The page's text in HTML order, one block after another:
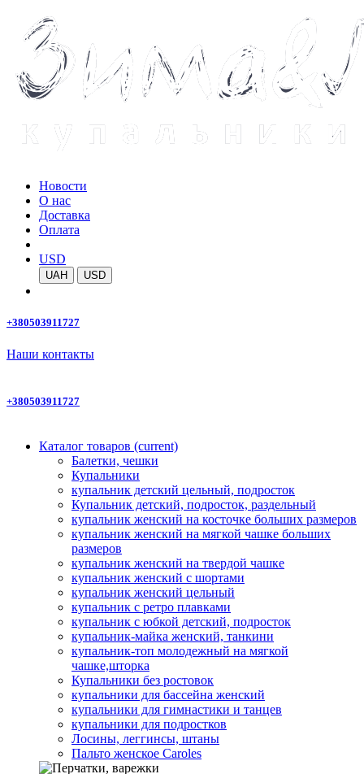
Новости
О нас
Доставка
Оплата
USD
UAH USD
+380503911727
Наши контакты
+380503911727
Каталог товаров (current)
Балетки, чешки
Купальники
купальник детский цельный, подросток
Купальник детский, подросток, раздельный
купальник женский на косточке больших размеров
купальник женский на мягкой чашке больших
размеров
купальник женский на твердой чашке
купальник женский с шортами
купальник женский цельный
купальник с ретро плавками
купальник с юбкой детский, подросток
купальник-майка женский, танкини
купальник-топ молодежный на мягкой
чашке,шторка
Купальники без ростовок
купальники для бассейна женский
купальники для гимнастики и танцев
купальники для подростков
Лосины, леггинсы, штаны
Пальто женское Caroles